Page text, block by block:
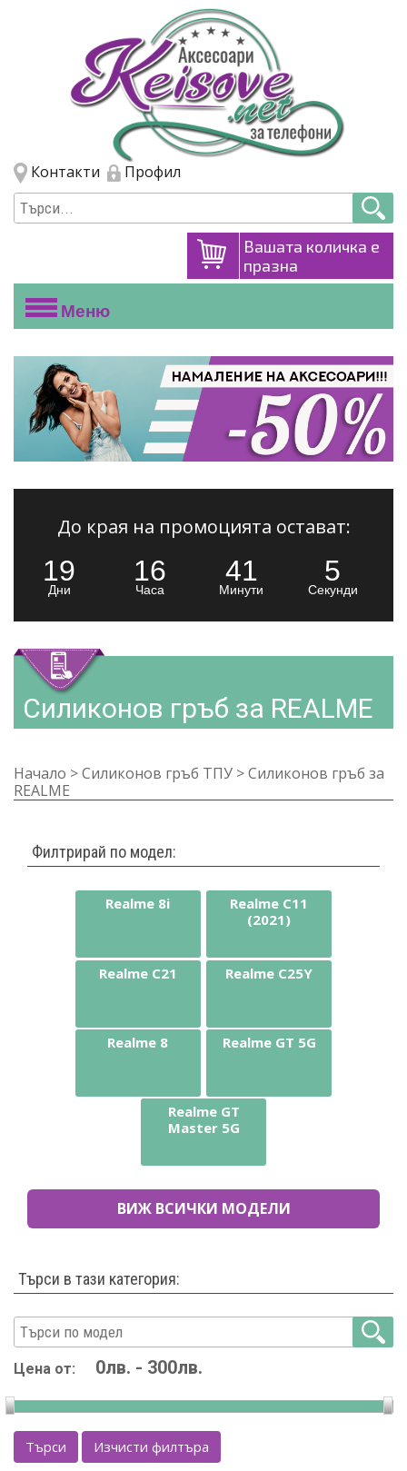
Премини към основното съдържание
Контакти Профил
Вашата количка е
празна
Меню
До края на промоцията остават:
19
Дни
16
Часа
41
Минути
4
Секунди
Силиконов гръб за REALME
Начало >Силиконов гръб ТПУ >Силиконов гръб за
REALME
Филтрирай по модел:
Realme 8i
Realme C11
(2021)
Realme C21 Realme C25Y
Realme 8 Realme GT 5G
Realme GT
Master 5G
ВИЖ ВСИЧКИ МОДЕЛИ
Търси в тази категория:
Цена от:
Търси Изчисти филтъра